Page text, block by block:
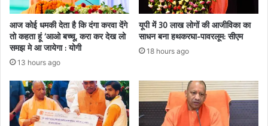
आज कोई धमकी देता है कि दंगा करवा देंगे
तो कहता हूं ‘आओ बच्चू, करा कर देख लो
समझ मे आ जायेगा : योगी
13 hours ago
यूपी में 30 लाख लोगों की आजीविका का
साधन बना हथकरघा-पावरलूम: सीएम
18 hours ago